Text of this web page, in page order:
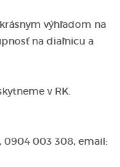
výhľadom na
na diaľnicu a
v RK.
0904 003 308, email: